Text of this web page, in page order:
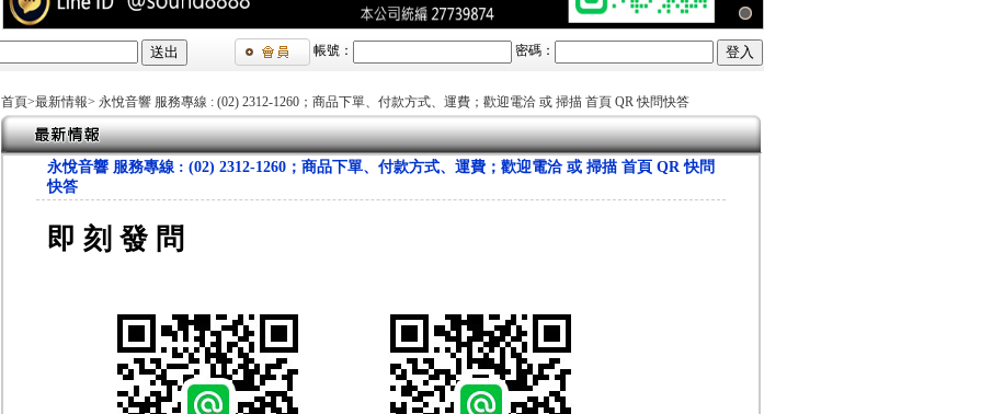
帳號： 密碼：
首頁>最新情報> 永悅音響 服務專線 : (02) 2312-1260；商品下單、付款方式、運費；歡迎電洽 或 掃描 首頁 QR 快問快答
永悅音響 服務專線 : (02) 2312-1260；商品下單、付款方式、運費；歡迎電洽 或 掃描 首頁 QR 快問
快答
即 刻 發 問